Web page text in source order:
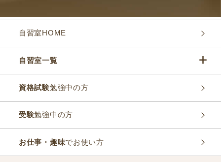
自習室HOME
自習室一覧
資格試験勉強中の方
受験勉強中の方
お仕事・趣味でお使い方